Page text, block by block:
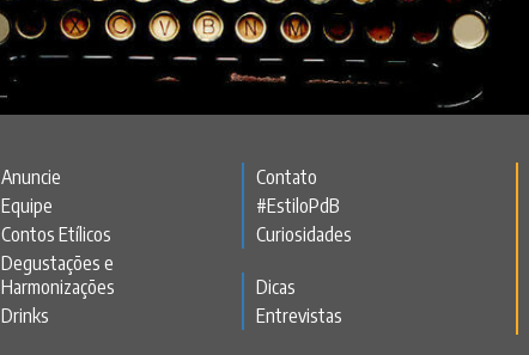
Anuncie
Contato
Equipe
#EstiloPdB
Contos Etílicos
Curiosidades
Degustações e
Harmonizações
Dicas
Drinks
Entrevistas